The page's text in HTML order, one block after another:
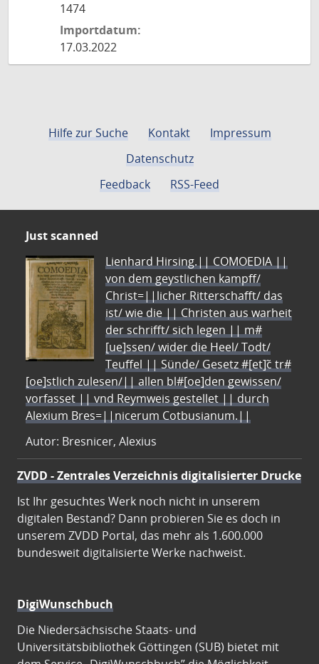
1474
Importdatum:
17.03.2022
Hilfe zur Suche Kontakt
Impressum
Datenschutz
Feedback
RSS-Feed
Just scanned
Lienhard Hirsing.|| COMOEDIA ||
von dem geystlichen kampff/
Christ=||licher Ritterschafft/ das
ist/ wie die || Christen aus warheit
der schrifft/ sich legen || m#
[ue]ssen/ wider die Heel/ Todt/
Teuffel || Sünde/ Gesetz #[et]c̃ tr#
[oe]stlich zulesen/|| allen bl#[oe]den gewissen/
vorfasset || vnd Reymweis gestellet || durch
Alexium Bres=||nicerum Cotbusianum.||
Autor: Bresnicer, Alexius
ZVDD - Zentrales Verzeichnis digitalisierter Drucke
Ist Ihr gesuchtes Werk noch nicht in unserem
digitalen Bestand? Dann probieren Sie es doch in
unserem ZVDD Portal, das mehr als 1.600.000
bundesweit digitalisierte Werke nachweist.
DigiWunschbuch
Die Niedersächsische Staats- und
Universitätsbibliothek Göttingen (SUB) bietet mit